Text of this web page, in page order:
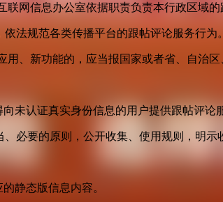
网信息办公室依据职责负责本行政区域
法规范各类传播平台的跟帖评论服务行为
、新功能的，应当报国家或者省、自治
未认证真实身份信息的用户提供跟帖评论
必要的原则，公开收集、使用规则，明
静态版信息内容。